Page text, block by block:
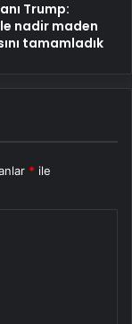
Trump:
nadir maden
tamamladık
* ile